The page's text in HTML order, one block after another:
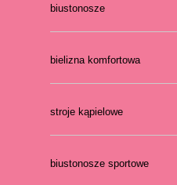
biustonosze
bielizna komfortowa
stroje kąpielowe
biustonosze sportowe